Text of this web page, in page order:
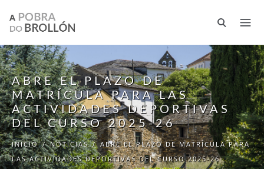
ABRE EL PLAZO DE
MATRÍCULA PARA LAS
ACTIVIDADES DEPORTIVAS
DEL CURSO 2025-26
INICIO / NOTICIAS / ABRE EL PLAZO DE MATRÍCULA PARA
LAS ACTIVIDADES DEPORTIVAS DEL CURSO 2025-26